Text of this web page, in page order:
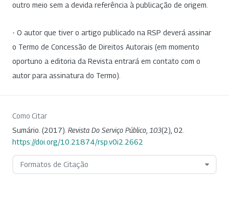
outro meio sem a devida referência à publicação de origem.
- O autor que tiver o artigo publicado na RSP deverá assinar
o Termo de Concessão de Direitos Autorais (em momento
oportuno a editoria da Revista entrará em contato com o
autor para assinatura do Termo).
Como Citar
Sumário. (2017). Revista Do Serviço Público 103(2), 02.
https://doi.org/10.21874/rsp.v0i2.2662
Formatos de Citação